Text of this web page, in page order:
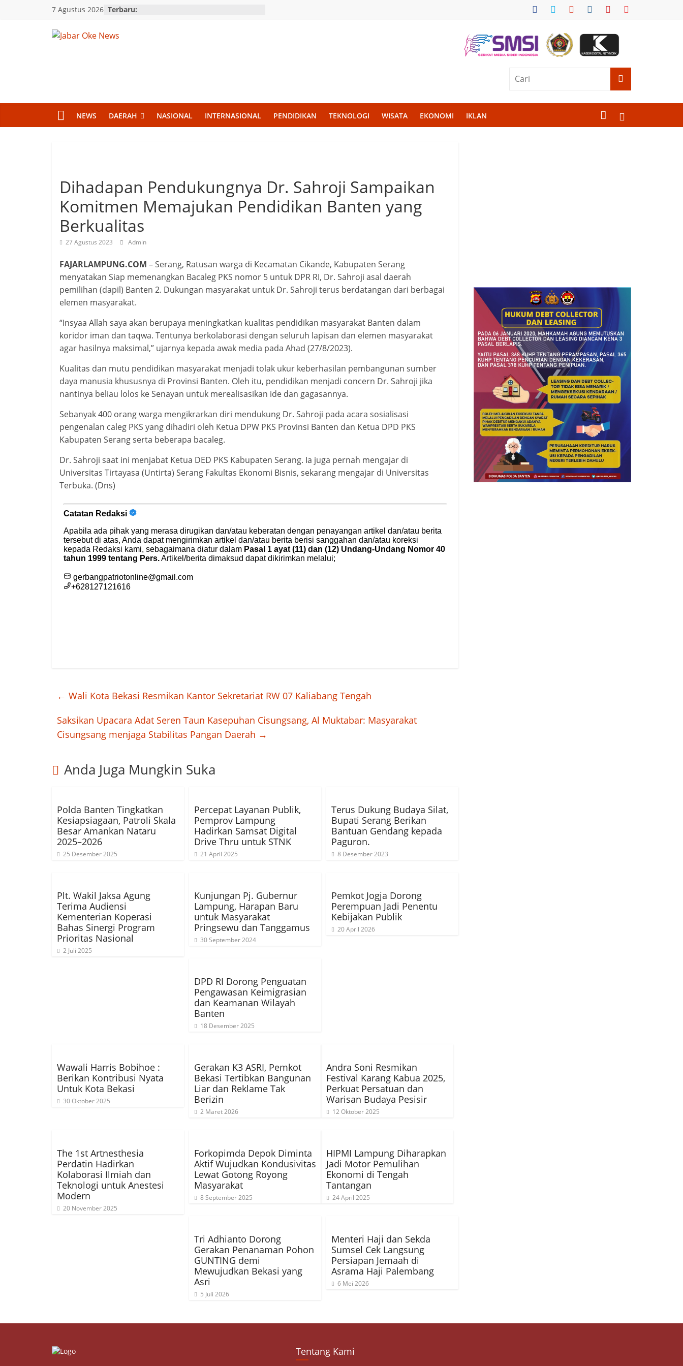
7 Agustus 2026 Terbaru:
News
Berita
NEWS DAERAH NASIONAL INTERNASIONAL PENDIDIKAN TEKNOLOGI WISATA EKONOMI IKLAN
Dihadapan Pendukungnya Dr. Sahroji Sampaikan
Komitmen Memajukan Pendidikan Banten yang
Berkualitas
27 Agustus 2023 Admin
FAJARLAMPUNG.COM – Serang, Ratusan warga di Kecamatan Cikande, Kabupaten Serang
menyatakan Siap memenangkan Bacaleg PKS nomor 5 untuk DPR RI, Dr. Sahroji asal daerah
pemilihan (dapil) Banten 2. Dukungan masyarakat untuk Dr. Sahroji terus berdatangan dari berbagai
elemen masyarakat.
“Insyaa Allah saya akan berupaya meningkatkan kualitas pendidikan masyarakat Banten dalam
koridor iman dan taqwa. Tentunya berkolaborasi dengan seluruh lapisan dan elemen masyarakat
agar hasilnya maksimal,” ujarnya kepada awak media pada Ahad (27/8/2023).
Kualitas dan mutu pendidikan masyarakat menjadi tolak ukur keberhasilan pembangunan sumber
daya manusia khususnya di Provinsi Banten. Oleh itu, pendidikan menjadi concern Dr. Sahroji jika
nantinya beliau lolos ke Senayan untuk merealisasikan ide dan gagasannya.
Sebanyak 400 orang warga mengikrarkan diri mendukung Dr. Sahroji pada acara sosialisasi
pengenalan caleg PKS yang dihadiri oleh Ketua DPW PKS Provinsi Banten dan Ketua DPD PKS
Kabupaten Serang serta beberapa bacaleg.
Dr. Sahroji saat ini menjabat Ketua DED PKS Kabupaten Serang. Ia juga pernah mengajar di
Universitas Tirtayasa (Untirta) Serang Fakultas Ekonomi Bisnis, sekarang mengajar di Universitas
Terbuka. (Dns)
← Wali Kota Bekasi Resmikan Kantor Sekretariat RW 07 Kaliabang Tengah
Saksikan Upacara Adat Seren Taun Kasepuhan Cisungsang, Al Muktabar: Masyarakat
Cisungsang menjaga Stabilitas Pangan Daerah →
Anda Juga Mungkin Suka
Polda Banten Tingkatkan
Kesiapsiagaan, Patroli Skala
Besar Amankan Nataru
2025–2026
25 Desember 2025
Percepat Layanan Publik,
Pemprov Lampung
Hadirkan Samsat Digital
Drive Thru untuk STNK
21 April 2025
Terus Dukung Budaya Silat,
Bupati Serang Berikan
Bantuan Gendang kepada
Paguron.
8 Desember 2023
Plt. Wakil Jaksa Agung
Terima Audiensi
Kementerian Koperasi
Bahas Sinergi Program
Prioritas Nasional
2 Juli 2025
Kunjungan Pj. Gubernur
Lampung, Harapan Baru
untuk Masyarakat
Pringsewu dan Tanggamus
30 September 2024
Pemkot Jogja Dorong
Perempuan Jadi Penentu
Kebijakan Publik
20 April 2026
DPD RI Dorong Penguatan
Pengawasan Keimigrasian
dan Keamanan Wilayah
Banten
18 Desember 2025
Wawali Harris Bobihoe :
Berikan Kontribusi Nyata
Untuk Kota Bekasi
30 Oktober 2025
Gerakan K3 ASRI, Pemkot
Bekasi Tertibkan Bangunan
Liar dan Reklame Tak
Berizin
2 Maret 2026
Andra Soni Resmikan
Festival Karang Kabua 2025,
Perkuat Persatuan dan
Warisan Budaya Pesisir
12 Oktober 2025
The 1st Artnesthesia
Perdatin Hadirkan
Kolaborasi Ilmiah dan
Teknologi untuk Anestesi
Modern
20 November 2025
Forkopimda Depok Diminta
Aktif Wujudkan Kondusivitas
Lewat Gotong Royong
Masyarakat
8 September 2025
HIPMI Lampung Diharapkan
Jadi Motor Pemulihan
Ekonomi di Tengah
Tantangan
24 April 2025
Tri Adhianto Dorong
Gerakan Penanaman Pohon
GUNTING demi
Mewujudkan Bekasi yang
Asri
5 Juli 2026
Menteri Haji dan Sekda
Sumsel Cek Langsung
Persiapan Jemaah di
Asrama Haji Palembang
6 Mei 2026
Tentang Kami